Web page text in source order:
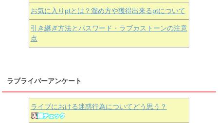
お気に入りptとは？溜め方や獲得出来るptについて
引き継ぎ方法とパスワード・ラブカストーンの注意
点
ラブライバーアンケート
ライブにおける迷惑行為についてどう思う？